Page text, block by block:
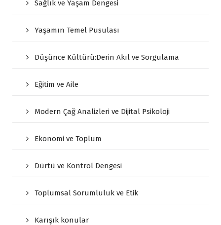
Sağlık ve Yaşam Dengesi
Yaşamın Temel Pusulası
Düşünce Kültürü:Derin Akıl ve Sorgulama
Eğitim ve Aile
Modern Çağ Analizleri ve Dijital Psikoloji
Ekonomi ve Toplum
Dürtü ve Kontrol Dengesi
Toplumsal Sorumluluk ve Etik
Karışık konular